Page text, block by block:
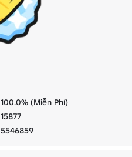
100.0% (Miễn Phí)
15877
5546859